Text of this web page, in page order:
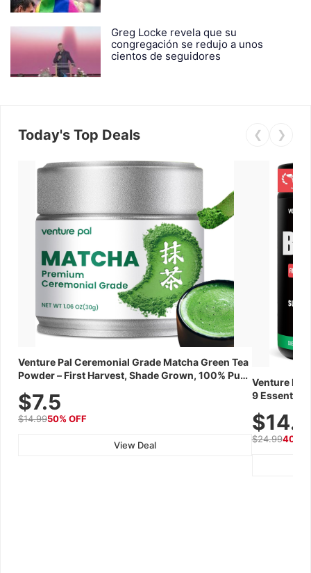
Greg Locke revela que su
congregación se redujo a unos
cientos de seguidores
Today's Top Deals ❮ ❯
Venture Pal Ceremonial Grade Matcha Green Tea
Powder – First Harvest, Shade Grown, 100% Pure
Gluten-Free, 30g Tin
$7.5
$14.9950% OFF
View Deal
Venture Pal
9 Essential
Recovery,
$24.9940%